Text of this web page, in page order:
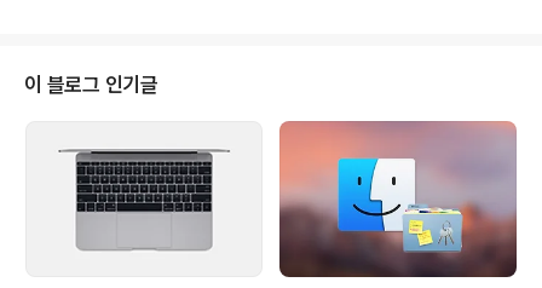
입되었기 때문입니다."저장 공간이 가득 찼나요? 걱정 마세
요. macOS Sierra는 자주 사용하지 않는 파일들을 자동
으로 클라우드에 저장해 필요할 때만 꺼내 쓸 수 있도록 함
으로써 저장 공간을 확보할 수 있게 도와주죠. 당신이 더 이
상 사용하지 않는 오래된 파일들을 찾아 제거할 수 있도록
돕기도 합니다. 그러니 ..
이 블로그 인기글